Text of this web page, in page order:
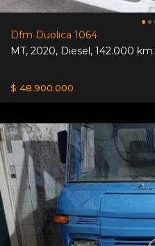
Dfm Duolica 1064
MT, 2020, Diesel, 142.000 km.
$ 48.900.000